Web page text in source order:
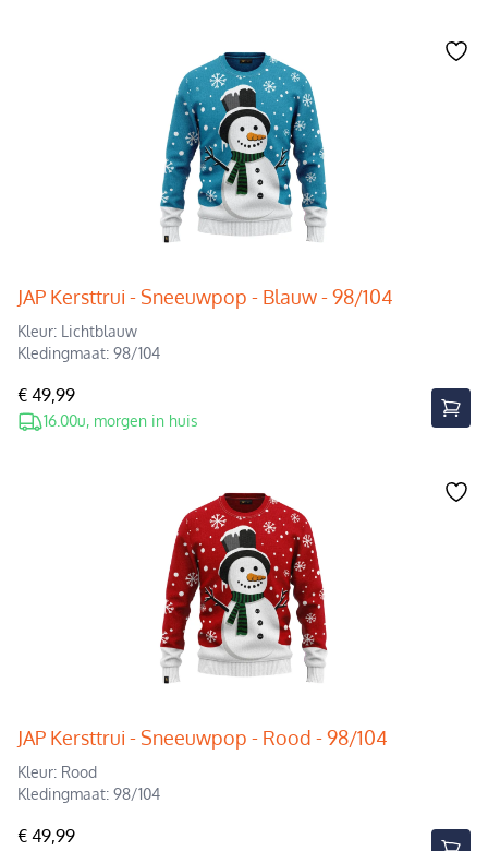
JAP Kersttrui - Sneeuwpop - Blauw - 98/104
Kleur: Lichtblauw
Kledingmaat: 98/104
€ 49,99
16.00u, morgen in huis
JAP Kersttrui - Sneeuwpop - Rood - 98/104
Kleur: Rood
Kledingmaat: 98/104
€ 49,99